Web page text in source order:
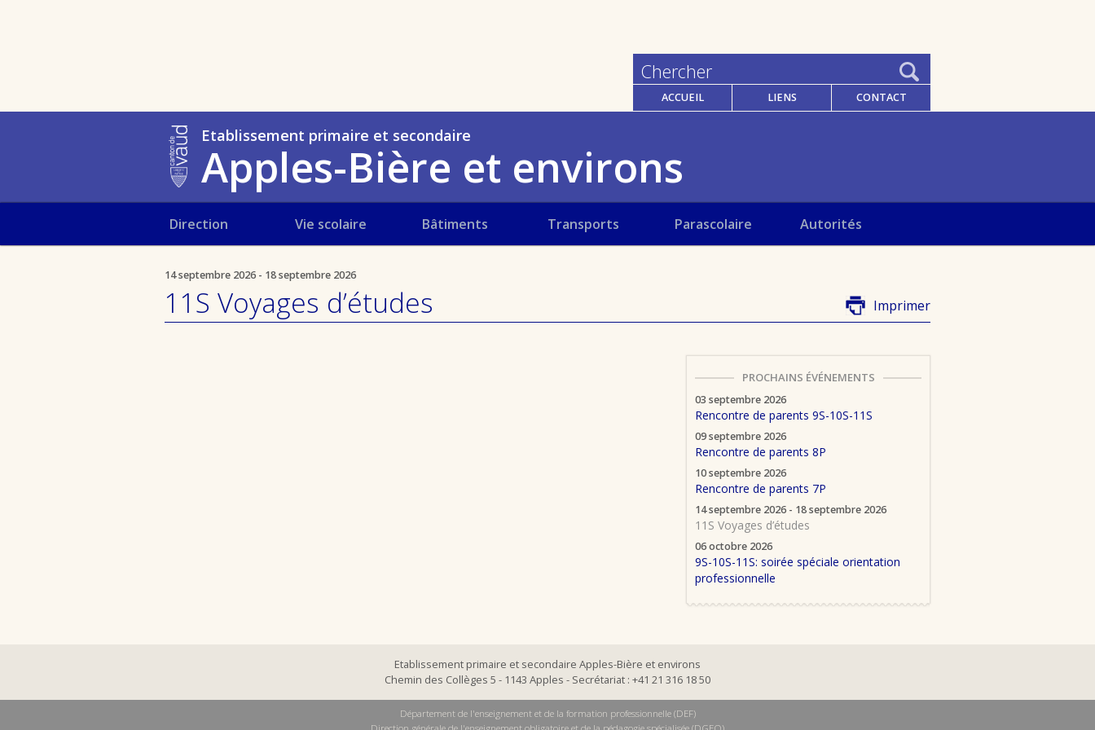
ACCUEIL LIENS CONTACT
Etablissement primaire et secondaire
Apples-Bière et environs
Direction Vie scolaire Bâtiments Transports Parascolaire Autorités
14 septembre 2026 - 18 septembre 2026
11S Voyages d’études Imprimer
PROCHAINS ÉVÉNEMENTS
03 septembre 2026
Rencontre de parents 9S-10S-11S
09 septembre 2026
Rencontre de parents 8P
10 septembre 2026
Rencontre de parents 7P
14 septembre 2026 - 18 septembre 2026
11S Voyages d’études
06 octobre 2026
9S-10S-11S: soirée spéciale orientation
professionnelle
Etablissement primaire et secondaire Apples-Bière et environs
Chemin des Collèges 5 - 1143 Apples - Secrétariat : +41 21 316 18 50
Département de l'enseignement et de la formation professionnelle (DEF)